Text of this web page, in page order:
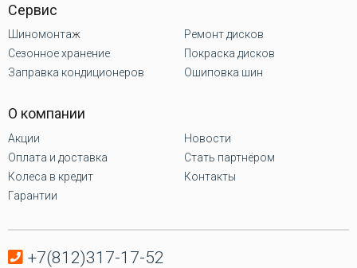
Сервис
Шиномонтаж
Сезонное хранение
Заправка кондиционеров
Ремонт дисков
Покраска дисков
Ошиповка шин
О компании
Акции
Оплата и доставка
Колеса в кредит
Гарантии
Новости
Стать партнёром
Контакты
+7(812)317-17-52